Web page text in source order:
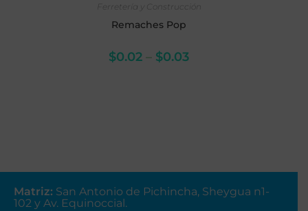
Ferretería y Construcción
Remaches Pop
$0.02 – $0.03
Matriz: San Antonio de Pichincha, Sheygua n1-
102 y Av. Equinoccial.